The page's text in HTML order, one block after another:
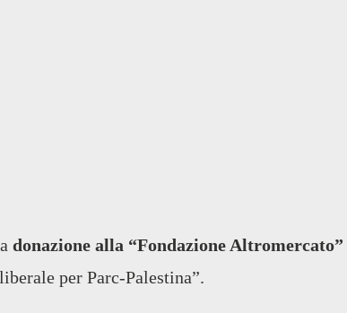
donazione alla “Fondazione Altromercato”
per Parc-Palestina”.